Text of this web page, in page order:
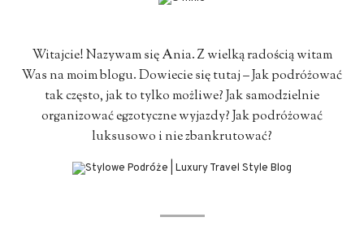
Witajcie! Nazywam się Ania. Z wielką radością witam
Was na moim blogu. Dowiecie się tutaj – Jak podróżować
tak często, jak to tylko możliwe? Jak samodzielnie
organizować egzotyczne wyjazdy? Jak podróżować
luksusowo i nie zbankrutować?